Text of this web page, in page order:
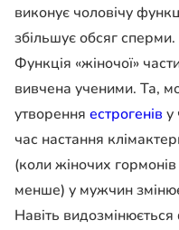
виконує чоловічу
збільшує обсяг сперми.
Функція «жіночої»
вивчена ученими. Та,
утворення естрогенів у
час настання
(коли жіночих
менше) у мужчин
Навіть